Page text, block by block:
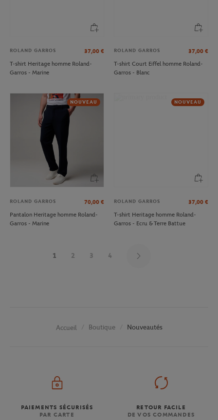
ROLAND GARROS 37,00 €
T-shirt Heritage homme Roland-
Garros - Marine
ROLAND GARROS 37,00 €
T-shirt Court Eiffel homme Roland-
Garros - Blanc
NOUVEAU
ROLAND GARROS 70,00 €
Pantalon Heritage homme Roland-
Garros - Marine
NOUVEAU
ROLAND GARROS 37,00 €
T-shirt Heritage homme Roland-
Garros - Ecru & Terre Battue
1 2 3 4
Accueil Boutique Nouveautés
PAIEMENTS SÉCURISÉS
PAR CARTE
RETOUR FACILE
DE VOS COMMANDES